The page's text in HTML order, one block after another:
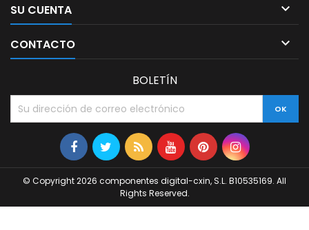
SU CUENTA 
CONTACTO 
BOLETÍN
© Copyright 2026 componentes digital-cxin, S.L. B10535169. All
Rights Reserved.